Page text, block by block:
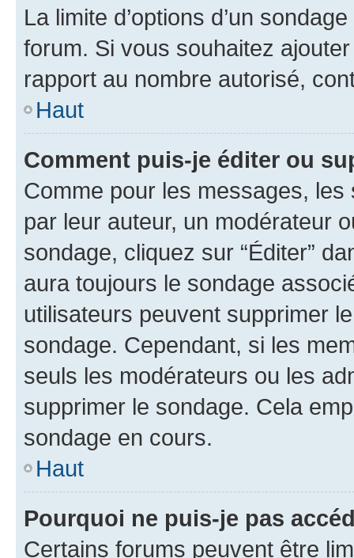
La limite d’options d’un
forum. Si vous souhaitez
rapport au nombre autorisé,
Haut
Comment puis-je éditer ou
Comme pour les messages,
par leur auteur, un modérateur
sondage, cliquez sur “Éditer”
aura toujours le sondage
utilisateurs peuvent supprimer
sondage. Cependant, si les
seuls les modérateurs ou les
supprimer le sondage. Cela
sondage en cours.
Haut
Pourquoi ne puis-je pas
Certains forums peuvent être